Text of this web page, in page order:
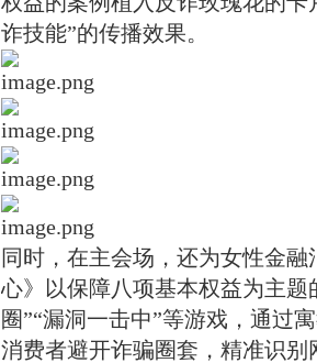
诈技能”的传播效果。
同时，在主会场，还为女性金
心》以保障八项基本权益为主
圈”“漏洞一击中”等游戏，通过
消费者避开诈骗圈套，精准识